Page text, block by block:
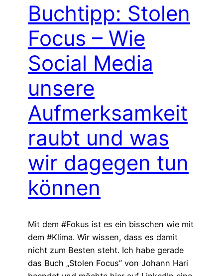
Buchtipp: Stolen
Focus – Wie
Social Media
unsere
Aufmerksamkeit
raubt und was
wir dagegen tun
können
Mit dem #Fokus ist es ein bisschen wie mit
dem #Klima. Wir wissen, dass es damit
nicht zum Besten steht. Ich habe gerade
das Buch „Stolen Focus” von Johann Hari